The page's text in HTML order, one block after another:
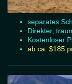
separates
Direkter,
Kostenloser
ab ca. $185